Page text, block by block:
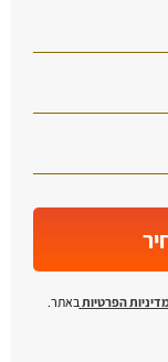
הפרטיותבאתר.